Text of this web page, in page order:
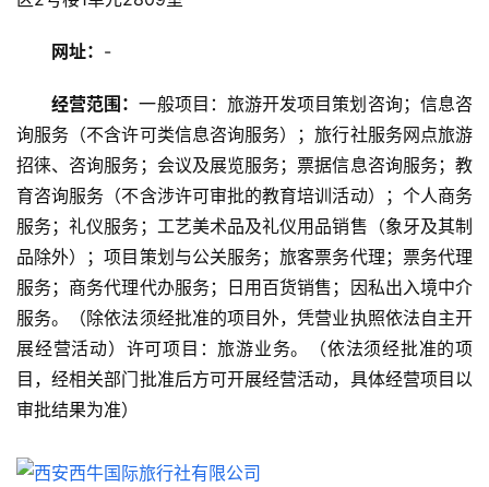
攻
食
特
产
热
门
景
点
旅
游
信
登录
网址： -
经营范围：一般项目：旅游开发项目策划咨询；信息咨
询服务（不含许可类信息咨询服务）；旅行社服务网点旅游
招徕、咨询服务；会议及展览服务；票据信息咨询服务；教
育咨询服务（不含涉许可审批的教育培训活动）；个人商务
服务；礼仪服务；工艺美术品及礼仪用品销售（象牙及其制
品除外）；项目策划与公关服务；旅客票务代理；票务代理
服务；商务代理代办服务；日用百货销售；因私出入境中介
服务。（除依法须经批准的项目外，凭营业执照依法自主开
展经营活动）许可项目：旅游业务。（依法须经批准的项
目，经相关部门批准后方可开展经营活动，具体经营项目以
审批结果为准）